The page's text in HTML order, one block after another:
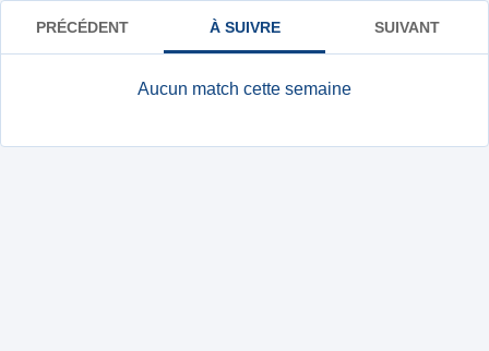
PRÉCÉDENT À SUIVRE SUIVANT
Aucun match cette semaine